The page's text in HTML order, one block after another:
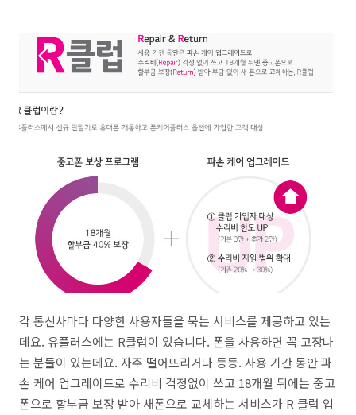
각 통신사마다 다양한 사용자들을 묶는 서비스를 제공하고 있는
데요. 유플러스에는 R클럽이 있습니다. 폰을 사용하면 꼭 고장나
는 분들이 있는데요. 자주 떨어뜨리거나 등등. 사용 기간 동안 파
손 케어 업그레이드로 수리비 걱정없이 쓰고 18개월 뒤에는 중고
폰으로 할부금 보장 받아 새폰으로 교체하는 서비스가 R 클럽 입